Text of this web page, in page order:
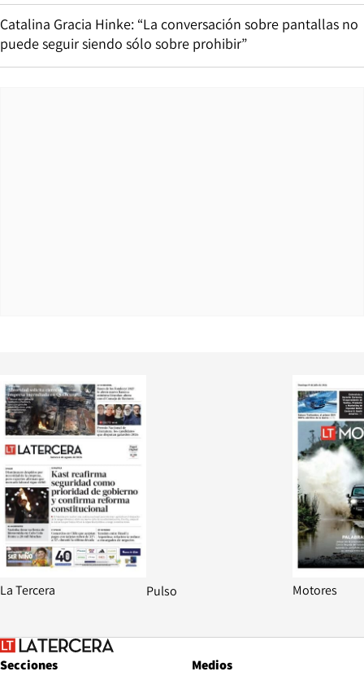
Catalina Gracia Hinke: “La conversación sobre pantallas no
puede seguir siendo sólo sobre prohibir”
La Tercera
Opens in
Pulso Motores
Secciones
Medios